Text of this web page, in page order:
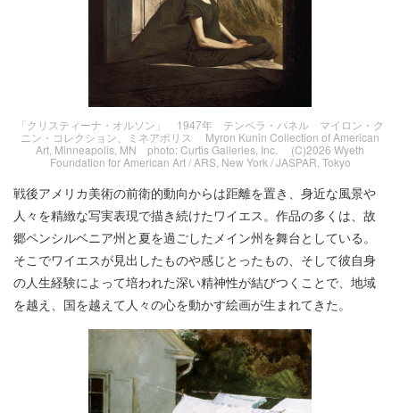
「クリスティーナ・オルソン」 1947年 テンペラ・パネル マイロン・ク
ニン・コレクション、ミネアポリス Myron Kunin Collection of American
Art, Minneapolis, MN photo: Curtis Galleries, Inc. (C)2026 Wyeth
Foundation for American Art / ARS, New York / JASPAR, Tokyo
戦後アメリカ美術の前衛的動向からは距離を置き、身近な風景や
人々を精緻な写実表現で描き続けたワイエス。作品の多くは、故
郷ペンシルベニア州と夏を過ごしたメイン州を舞台としている。
そこでワイエスが見出したものや感じとったもの、そして彼自身
の人生経験によって培われた深い精神性が結びつくことで、地域
を越え、国を越えて人々の心を動かす絵画が生まれてきた。